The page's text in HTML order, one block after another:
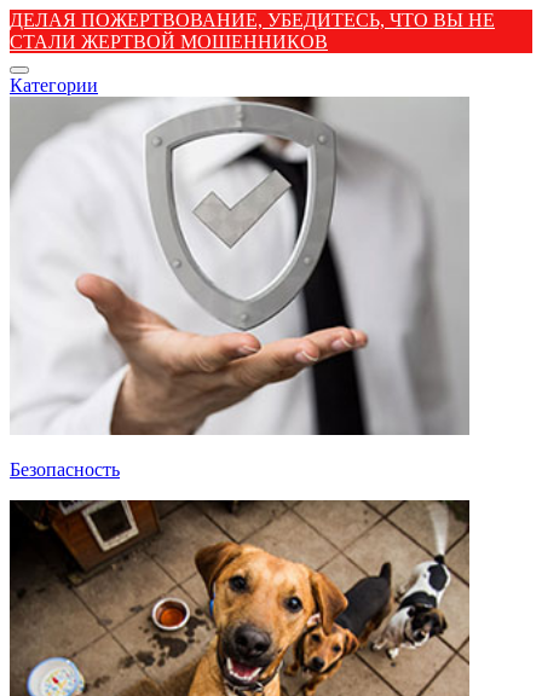
ДЕЛАЯ ПОЖЕРТВОВАНИЕ, УБЕДИТЕСЬ, ЧТО ВЫ НЕ
СТАЛИ ЖЕРТВОЙ МОШЕННИКОВ
Категории
Безопасность